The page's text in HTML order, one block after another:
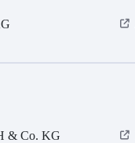
& Co. KG